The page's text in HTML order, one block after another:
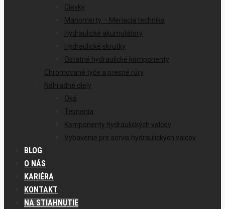
Cievky
Manomerty – Meriacia technika
Hydraulické akumulátory
Hydraulické skrutky
Ostatné hydraulické komponenty
Chromované tyče a presné rúry
Náhradné diely
Oká
Tesnenia
Komponenty hydraulických valcov
Vybavenie pre servis hydraulických valcov
BLOG
O NÁS
KARIÉRA
KONTAKT
NA STIAHNUTIE